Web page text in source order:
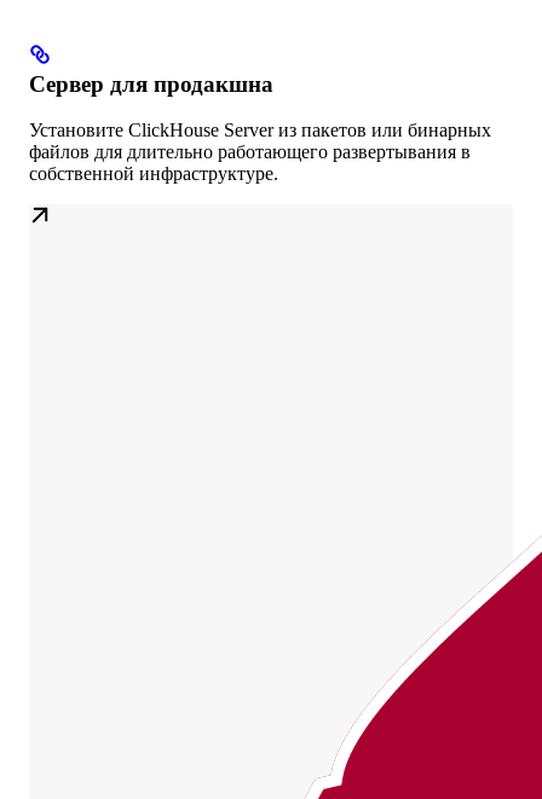
Сервер для продакшна
Установите ClickHouse Server из пакетов или бинарных
файлов для длительно работающего развертывания в
собственной инфраструктуре.